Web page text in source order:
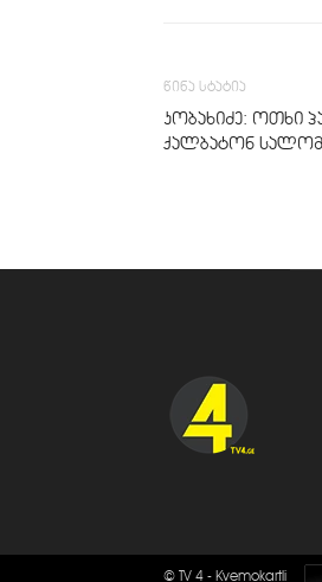
წინა სტატია
კობახიძე: ოთხი
ქალბატონ
© TV 4 - Kvemokartli